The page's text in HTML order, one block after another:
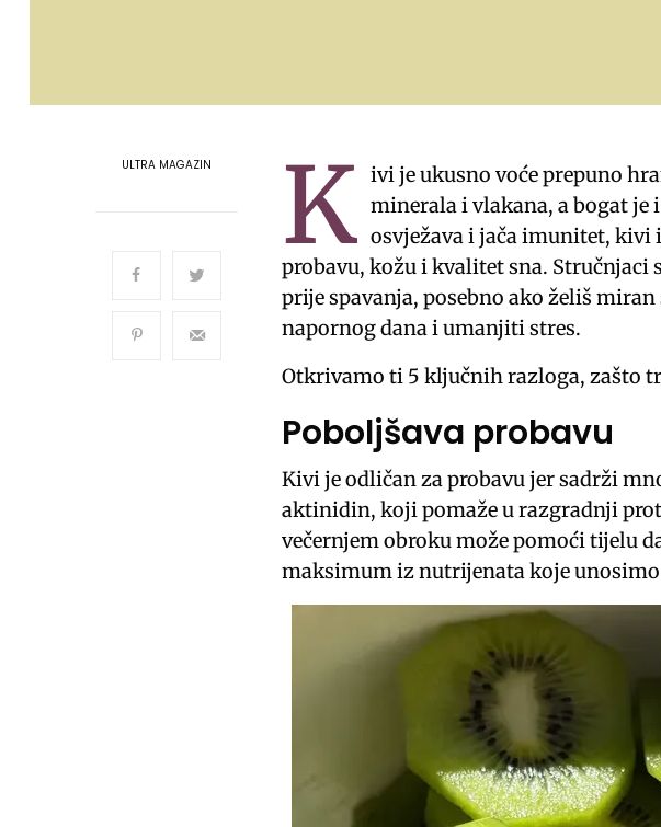
ULTRA MAGAZIN K ivi je ukusno voće prepuno
minerala i vlakana, a bogat
osvježava i jača imunitet, kivi
probavu, kožu i kvalitet sna. Stručnjaci
prije spavanja, posebno ako želiš
napornog dana i umanjiti stres.
Otkrivamo ti 5 ključnih razloga, zašto
Poboljšava probavu
Kivi je odličan za probavu jer sadrži
aktinidin, koji pomaže u razgradnji
večernjem obroku može pomoći tijelu
maksimum iz nutrijenata koje